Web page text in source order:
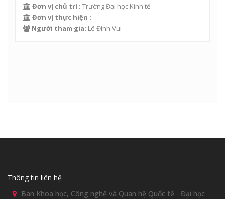
Đơn vị chủ trì : Trường Đại học Kinh tế
Đơn vị thực hiện :
Người tham gia: Lê Đình Vui
Thông tin liên hệ
Ban Khoa học, Công nghệ và Quan hệ Quốc tế - Đại học